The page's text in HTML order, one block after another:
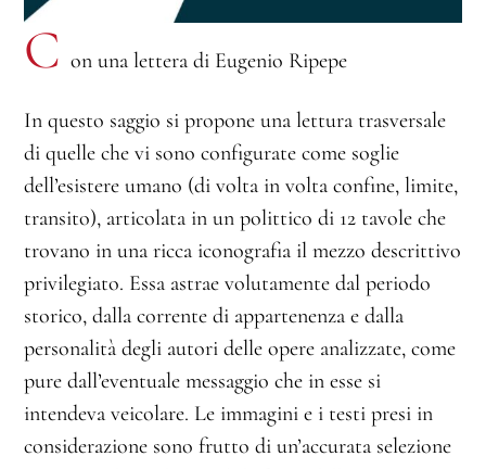
C on una lettera di Eugenio Ripepe
In questo saggio si propone una lettura trasversale
di quelle che vi sono configurate come soglie
dell’esistere umano (di volta in volta confine, limite,
transito), articolata in un polittico di 12 tavole che
trovano in una ricca iconografia il mezzo descrittivo
privilegiato. Essa astrae volutamente dal periodo
storico, dalla corrente di appartenenza e dalla
personalità degli autori delle opere analizzate, come
pure dall’eventuale messaggio che in esse si
intendeva veicolare. Le immagini e i testi presi in
considerazione sono frutto di un’accurata selezione